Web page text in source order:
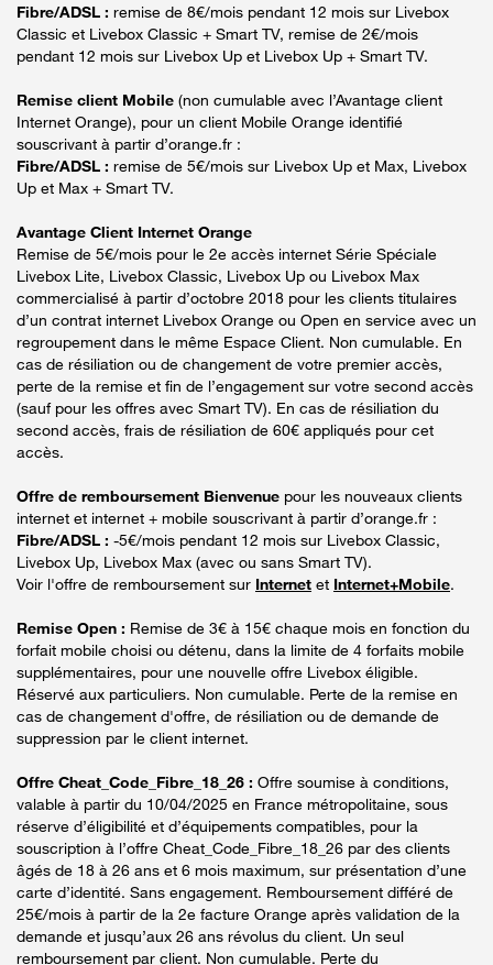
Fibre/ADSL : remise de 8€/mois pendant 12 mois sur Livebox
Classic et Livebox Classic + Smart TV, remise de 2€/mois
pendant 12 mois sur Livebox Up et Livebox Up + Smart TV.
Remise client Mobile (non cumulable avec l’Avantage client
Internet Orange), pour un client Mobile Orange identifié
souscrivant à partir d’orange.fr :
Fibre/ADSL : remise de 5€/mois sur Livebox Up et Max, Livebox
Up et Max + Smart TV.
Avantage Client Internet Orange
Remise de 5€/mois pour le 2e accès internet Série Spéciale
Livebox Lite, Livebox Classic, Livebox Up ou Livebox Max
commercialisé à partir d’octobre 2018 pour les clients titulaires
d’un contrat internet Livebox Orange ou Open en service avec un
regroupement dans le même Espace Client. Non cumulable. En
cas de résiliation ou de changement de votre premier accès,
perte de la remise et fin de l’engagement sur votre second accès
(sauf pour les offres avec Smart TV). En cas de résiliation du
second accès, frais de résiliation de 60€ appliqués pour cet
accès.
Offre de remboursement Bienvenue pour les nouveaux clients
internet et internet + mobile souscrivant à partir d’orange.fr :
Fibre/ADSL : -5€/mois pendant 12 mois sur Livebox Classic,
Livebox Up, Livebox Max (avec ou sans Smart TV).
Voir l'offre de remboursement sur Internet et Internet+Mobile.
Remise Open : Remise de 3€ à 15€ chaque mois en fonction du
forfait mobile choisi ou détenu, dans la limite de 4 forfaits mobile
supplémentaires, pour une nouvelle offre Livebox éligible.
Réservé aux particuliers. Non cumulable. Perte de la remise en
cas de changement d'offre, de résiliation ou de demande de
suppression par le client internet.
Offre Cheat_Code_Fibre_18_26 : Offre soumise à conditions,
valable à partir du 10/04/2025 en France métropolitaine, sous
réserve d’éligibilité et d’équipements compatibles, pour la
souscription à l’offre Cheat_Code_Fibre_18_26 par des clients
âgés de 18 à 26 ans et 6 mois maximum, sur présentation d’une
carte d’identité. Sans engagement. Remboursement différé de
25€/mois à partir de la 2e facture Orange après validation de la
demande et jusqu’aux 26 ans révolus du client. Un seul
remboursement par client. Non cumulable. Perte du